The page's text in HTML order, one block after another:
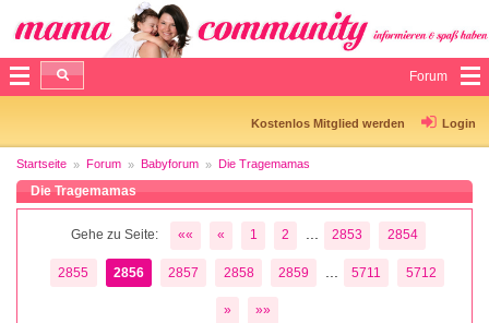
Forum
Kostenlos Mitglied werden Login
Startseite Forum Babyforum Die Tragemamas
Die Tragemamas
Gehe zu Seite: «« « 1 2 2853 2854
2855 2856 2857 2858 2859 5711 5712
» »»